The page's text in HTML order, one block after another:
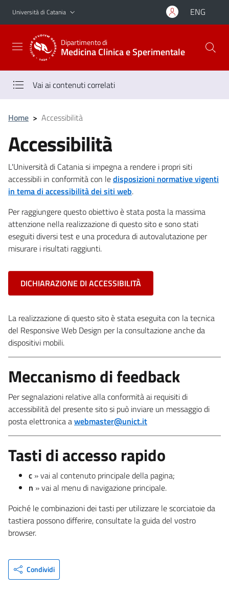
Vai al contenuto principale
Vai al menu di navigazione
Università di Catania ENG
Dipartimento di
Medicina Clinica e Sperimentale
Vai ai contenuti correlati
Home > Accessibilità
Accessibilità
L'Università di Catania si impegna a rendere i propri siti
accessibili in conformità con ledisposizioni normative vigenti
in tema di accessibilità dei siti web.
Per raggiungere questo obiettivo è stata posta la massima
attenzione nella realizzazione di questo sito e sono stati
eseguiti diversi test e una procedura di autovalutazione per
misurare i risultati raggiunti.
DICHIARAZIONE DI ACCESSIBILITÀ
La realizzazione di questo sito è stata eseguita con la tecnica
del Responsive Web Design per la consultazione anche da
dispositivi mobili.
Meccanismo di feedback
Per segnalazioni relative alla conformità ai requisiti di
accessibilità del presente sito si può inviare un messaggio di
posta elettronica awebmaster@unict.it
Tasti di accesso rapido
c » vai al contenuto principale della pagina;
n » vai al menu di navigazione principale.
Poiché le combinazioni dei tasti per utilizzare le scorciatoie da
tastiera possono differire, consultate la guida del vostro
browser.
Condividi